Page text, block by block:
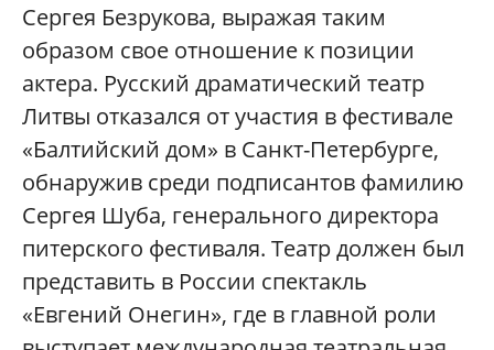
Сергея Безрукова, выражая таким
образом свое отношение к позиции
актера. Русский драматический театр
Литвы отказался от участия в фестивале
«Балтийский дом» в Санкт-Петербурге,
обнаружив среди подписантов фамилию
Сергея Шуба, генерального директора
питерского фестиваля. Театр должен был
представить в России спектакль
«Евгений Онегин», где в главной роли